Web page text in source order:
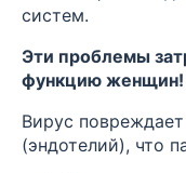
систем.
Эти проблемы
функцию женщин!
Вирус
(эндотелий), что